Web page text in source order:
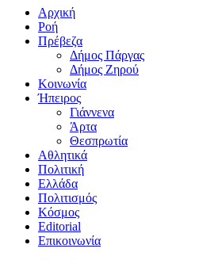
Αρχική
Ροή
Πρέβεζα
Δήμος Πάργας
Δήμος Ζηρού
Κοινωνία
Ήπειρος
Γιάννενα
Άρτα
Θεσπρωτία
Αθλητικά
Πολιτική
Ελλάδα
Πολιτισμός
Κόσμος
Editorial
Επικοινωνία